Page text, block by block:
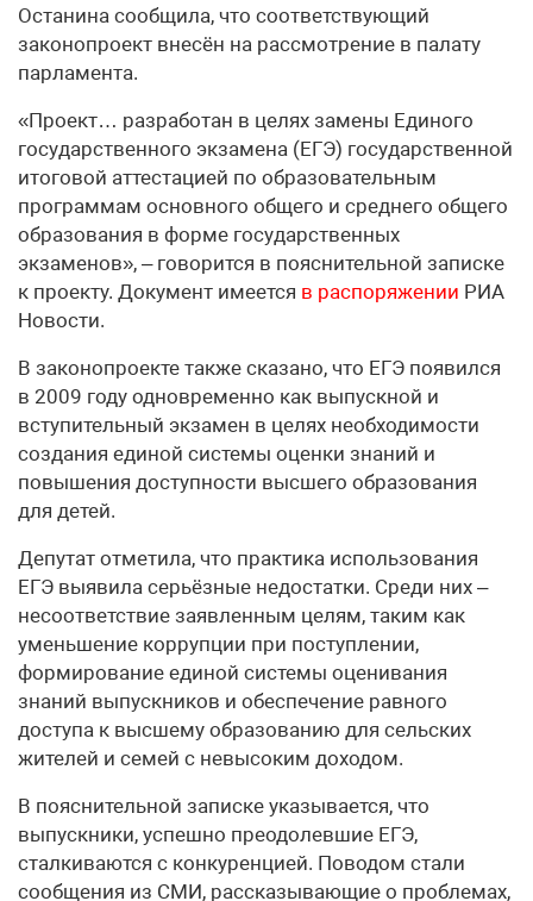
Останина сообщила, что соответствующий
законопроект внесён на рассмотрение в палату
парламента.
«Проект… разработан в целях замены Единого
государственного экзамена (ЕГЭ) государственной
итоговой аттестацией по образовательным
программам основного общего и среднего общего
образования в форме государственных
экзаменов», – говорится в пояснительной записке
к проекту. Документ имеется в распоряжении РИА
Новости.
В законопроекте также сказано, что ЕГЭ появился
в 2009 году одновременно как выпускной и
вступительный экзамен в целях необходимости
создания единой системы оценки знаний и
повышения доступности высшего образования
для детей.
Депутат отметила, что практика использования
ЕГЭ выявила серьёзные недостатки. Среди них –
несоответствие заявленным целям, таким как
уменьшение коррупции при поступлении,
формирование единой системы оценивания
знаний выпускников и обеспечение равного
доступа к высшему образованию для сельских
жителей и семей с невысоким доходом.
В пояснительной записке указывается, что
выпускники, успешно преодолевшие ЕГЭ,
сталкиваются с конкуренцией. Поводом стали
сообщения из СМИ, рассказывающие о проблемах,